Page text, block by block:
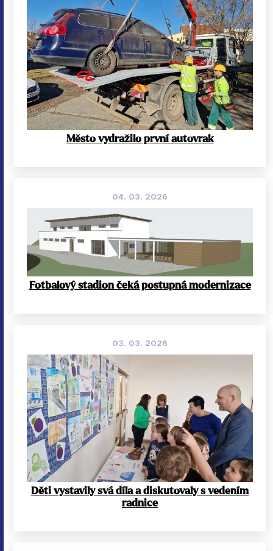
Město vydražilo první autovrak
04. 03. 2026
Fotbalový stadion čeká postupná modernizace
03. 03. 2026
Děti vystavily svá díla a diskutovaly s vedením
radnice